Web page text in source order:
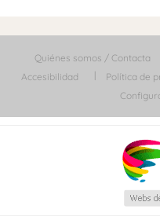
Quiénes somos / Contacta
Accesibilidad
Política de